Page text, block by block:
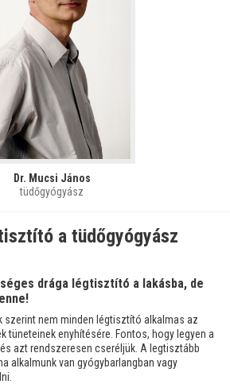
Dr. Mucsi János
tüdőgyógyász
a tüdőgyógyász
drága légtisztító a lakásba, de
szerint nem minden légtisztító alkalmas az
tüneteinek enyhítésére. Fontos, hogy legyen a
azt rendszeresen cseréljük. A legtisztább
alkalmunk van gyógybarlangban vagy